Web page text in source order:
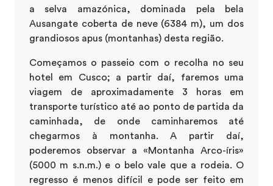
a selva amazónica, dominada pela bela
Ausangate coberta de neve (6384 m), um dos
grandiosos apus (montanhas) desta região.
Começamos o passeio com o recolha no seu
hotel em Cusco; a partir daí, faremos uma
viagem de aproximadamente 3 horas em
transporte turístico até ao ponto de partida da
caminhada, de onde caminharemos até
chegarmos à montanha. A partir daí,
poderemos observar a «Montanha Arco-íris»
(5000 m s.n.m.) e o belo vale que a rodeia. O
regresso é menos difícil e pode ser feito em